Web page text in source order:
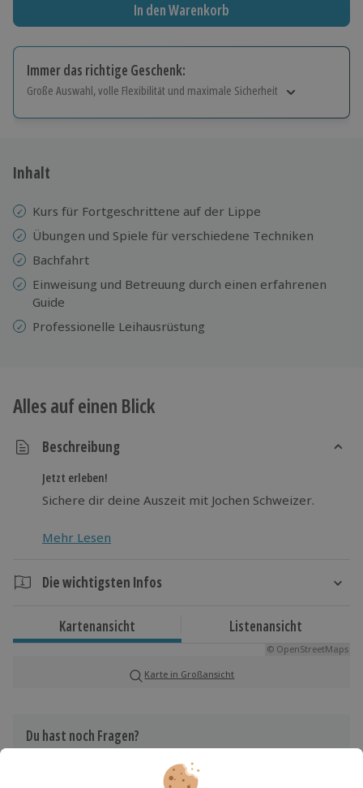
In den Warenkorb
Immer das richtige Geschenk:
Große Auswahl, volle Flexibilität und maximale Sicherheit
Jeder Gutschein für alle Erlebnisse einlösbar.
Inhalt
Kurs für Fortgeschrittene auf der Lippe
Übungen und Spiele für verschiedene Techniken
Bachfahrt
Einweisung und Betreuung durch einen erfahrenen
Guide
Professionelle Leihausrüstung
Alles auf einen Blick
Beschreibung
Jetzt erleben!
Sichere dir deine Auszeit mit Jochen Schweizer.
Mehr Lesen
Die wichtigsten Infos
Gesamtdauer: ca. 7 Stunden
verfügbar
Kartenansicht Listenansicht
© OpenStreetMaps
Karte in Großansicht
Du hast noch Fragen?